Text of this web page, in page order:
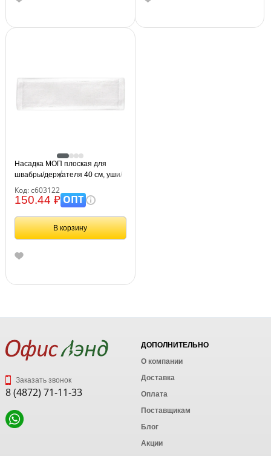
Насадка МОП плоская для
швабры/держателя 40 см, уши/
микрофибра, LAIMA, 603122
Код: с603122
150.44 ₽ОПТ
В корзину
Заказать звонок
8 (4872) 71-11-33
ДОПОЛНИТЕЛЬНО
О компании
Доставка
Оплата
Поставщикам
Блог
Акции